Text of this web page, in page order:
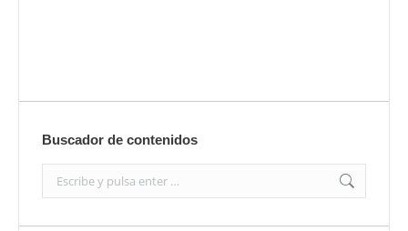
Buscador de contenidos